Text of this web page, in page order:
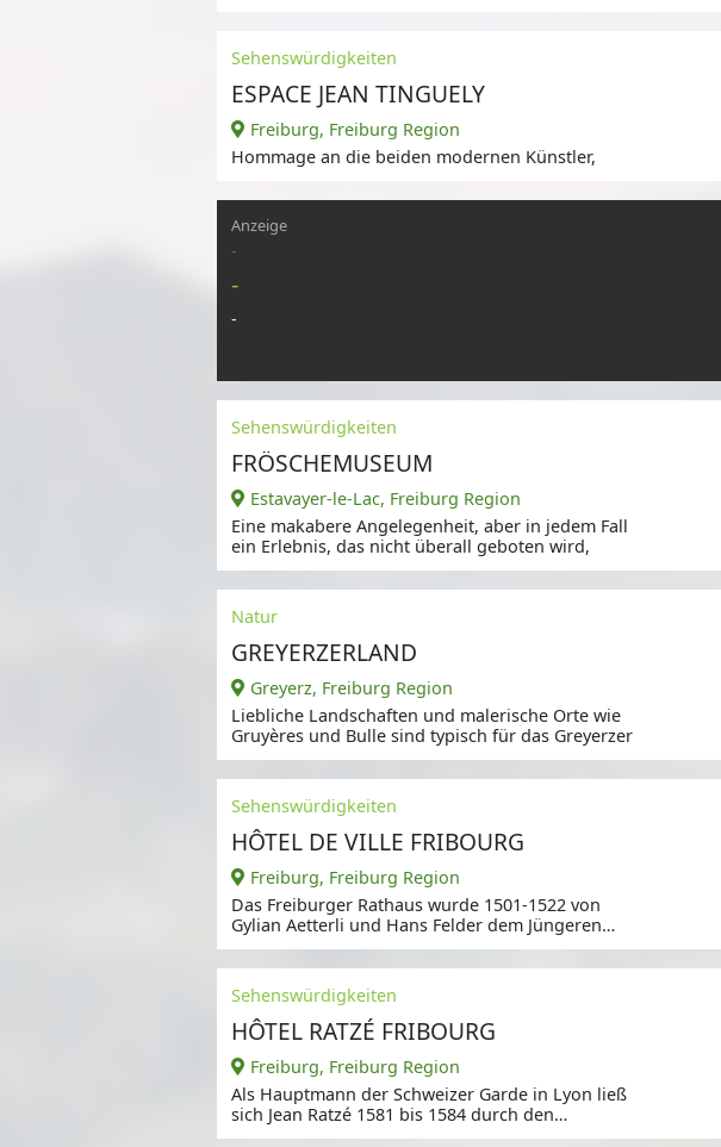
Sehenswürdigkeiten
ESPACE JEAN TINGUELY
Freiburg, Freiburg Region
Hommage an die beiden modernen Künstler,
Anzeige
-
-
-
Sehenswürdigkeiten
FRÖSCHEMUSEUM
Estavayer-le-Lac, Freiburg Region
Eine makabere Angelegenheit, aber in jedem Fall
ein Erlebnis, das nicht überall geboten wird,
Natur
GREYERZERLAND
Greyerz, Freiburg Region
Liebliche Landschaften und malerische Orte wie
Gruyères und Bulle sind typisch für das Greyerzer
Sehenswürdigkeiten
HÔTEL DE VILLE FRIBOURG
Freiburg, Freiburg Region
Das Freiburger Rathaus wurde 1501-1522 von
Gylian Aetterli und Hans Felder dem Jüngeren
erbaut; die
Sehenswürdigkeiten
HÔTEL RATZÉ FRIBOURG
Freiburg, Freiburg Region
Als Hauptmann der Schweizer Garde in Lyon ließ
sich Jean Ratzé 1581 bis 1584 durch den
Architekten